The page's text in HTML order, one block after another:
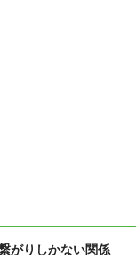
がりしかない関係